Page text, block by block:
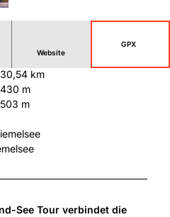
Website
GPX
30,54 km
430 m
503 m
See Tour verbindet die